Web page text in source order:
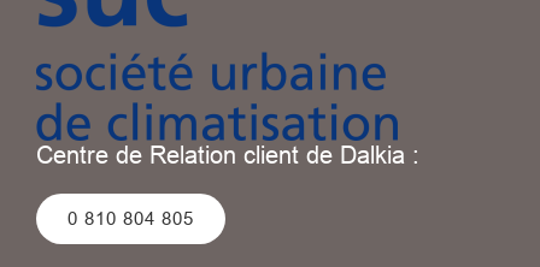
Centre de Relation client de Dalkia :
0 810 804 805